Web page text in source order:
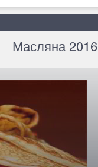
Масляна 2016